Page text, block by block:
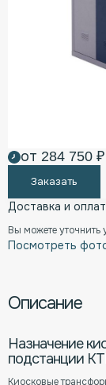
от 284 750 ₽
Заказать
Доставка и
Вы можете уточнить
Посмотреть
Описание
Назначение
подстанции
Киосковые